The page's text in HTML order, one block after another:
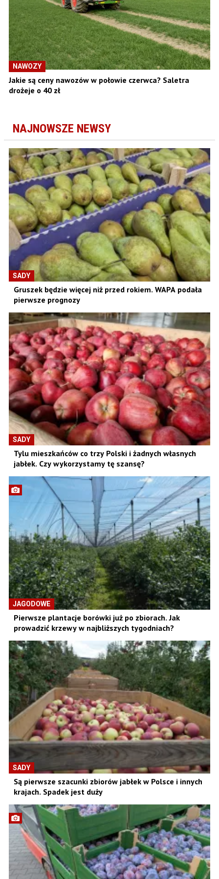
NAWOZY
Jakie są ceny nawozów w połowie czerwca? Saletra
drożeje o 40 zł
NAJNOWSZE NEWSY
SADY
Gruszek będzie więcej niż przed rokiem. WAPA podała
pierwsze prognozy
SADY
Tylu mieszkańców co trzy Polski i żadnych własnych
jabłek. Czy wykorzystamy tę szansę?
JAGODOWE
Pierwsze plantacje borówki już po zbiorach. Jak
prowadzić krzewy w najbliższych tygodniach?
SADY
Są pierwsze szacunki zbiorów jabłek w Polsce i innych
krajach. Spadek jest duży